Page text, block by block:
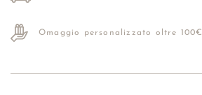
Omaggio personalizzato oltre 100€